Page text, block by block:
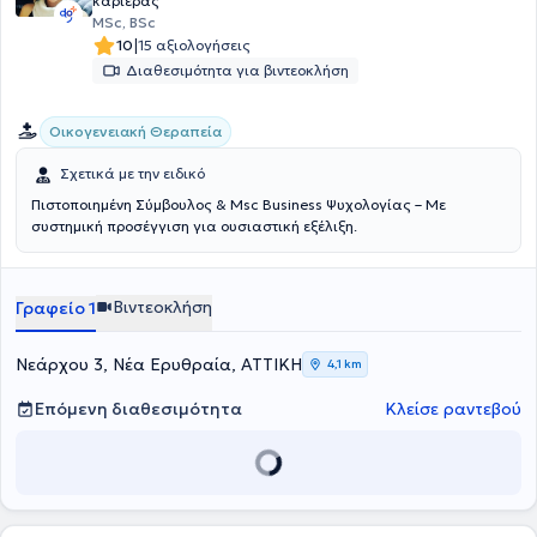
MSc, BSc
10|15 αξιολογήσεις
Διαθεσιμότητα για βιντεοκλήση
Οικογενειακή Θεραπεία
Σχετικά με την ειδικό
Πιστοποιημένη Σύμβουλος & Msc Business Ψυχολογίας – Με
συστημική προσέγγιση για ουσιαστική εξέλιξη.
Γραφείο 1 Βιντεοκλήση
Νεάρχου 3, Νέα Ερυθραία, ΑΤΤΙΚΗ 4,1 km
Επόμενη διαθεσιμότητα Κλείσε ραντεβού